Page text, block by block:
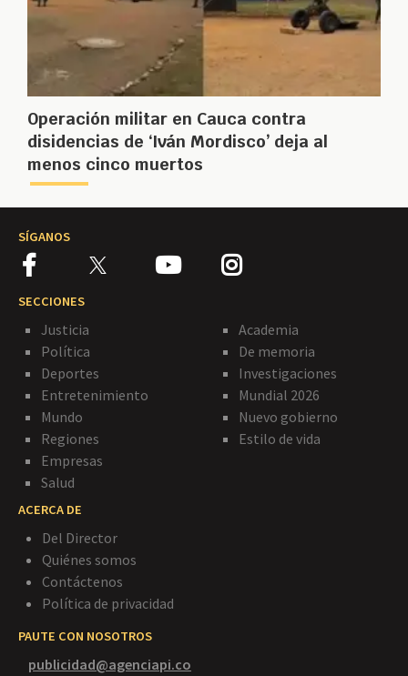
Operación militar en Cauca contra
disidencias de ‘Iván Mordisco’ deja al
menos cinco muertos
SÍGANOS
SECCIONES
Justicia
Política
Deportes
Entretenimiento
Mundo
Regiones
Empresas
Salud
Academia
De memoria
Investigaciones
Mundial 2026
Nuevo gobierno
Estilo de vida
ACERCA DE
Del Director
Quiénes somos
Contáctenos
Política de privacidad
PAUTE CON NOSOTROS
publicidad@agenciapi.co